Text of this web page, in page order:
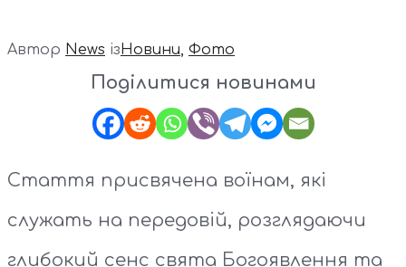
Автор News ізНовини, Фото
Поділитися новинами
Стаття присвячена воїнам, які
служать на передовій, розглядаючи
глибокий сенс свята Богоявлення та